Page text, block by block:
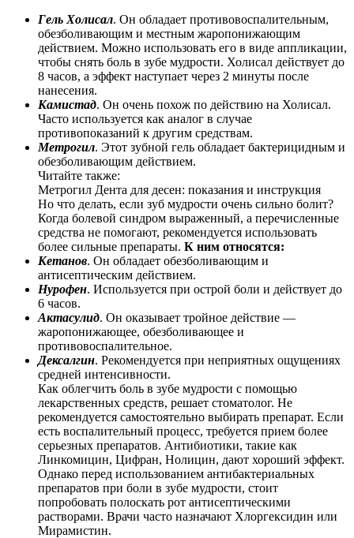
Гель Холисал. Он обладает противовоспалительным,
обезболивающим и местным жаропонижающим
действием. Можно использовать его в виде аппликации,
чтобы снять боль в зубе мудрости. Холисал действует до
8 часов, а эффект наступает через 2 минуты после
нанесения.
Камистад. Он очень похож по действию на Холисал.
Часто используется как аналог в случае
противопоказаний к другим средствам.
Метрогил. Этот зубной гель обладает бактерицидным и
обезболивающим действием.
Читайте также:
Метрогил Дента для десен: показания и инструкция
Но что делать, если зуб мудрости очень сильно болит?
Когда болевой синдром выраженный, а перечисленные
средства не помогают, рекомендуется использовать
более сильные препараты. К ним относятся:
Кетанов. Он обладает обезболивающим и
антисептическим действием.
Нурофен. Используется при острой боли и действует до
6 часов.
Актасулид. Он оказывает тройное действие —
жаропонижающее, обезболивающее и
противовоспалительное.
Дексалгин. Рекомендуется при неприятных ощущениях
средней интенсивности.
Как облегчить боль в зубе мудрости с помощью
лекарственных средств, решает стоматолог. Не
рекомендуется самостоятельно выбирать препарат. Если
есть воспалительный процесс, требуется прием более
серьезных препаратов. Антибиотики, такие как
Линкомицин, Цифран, Нолицин, дают хороший эффект.
Однако перед использованием антибактериальных
препаратов при боли в зубе мудрости, стоит
попробовать полоскать рот антисептическими
растворами. Врачи часто назначают Хлоргексидин или
Мирамистин.